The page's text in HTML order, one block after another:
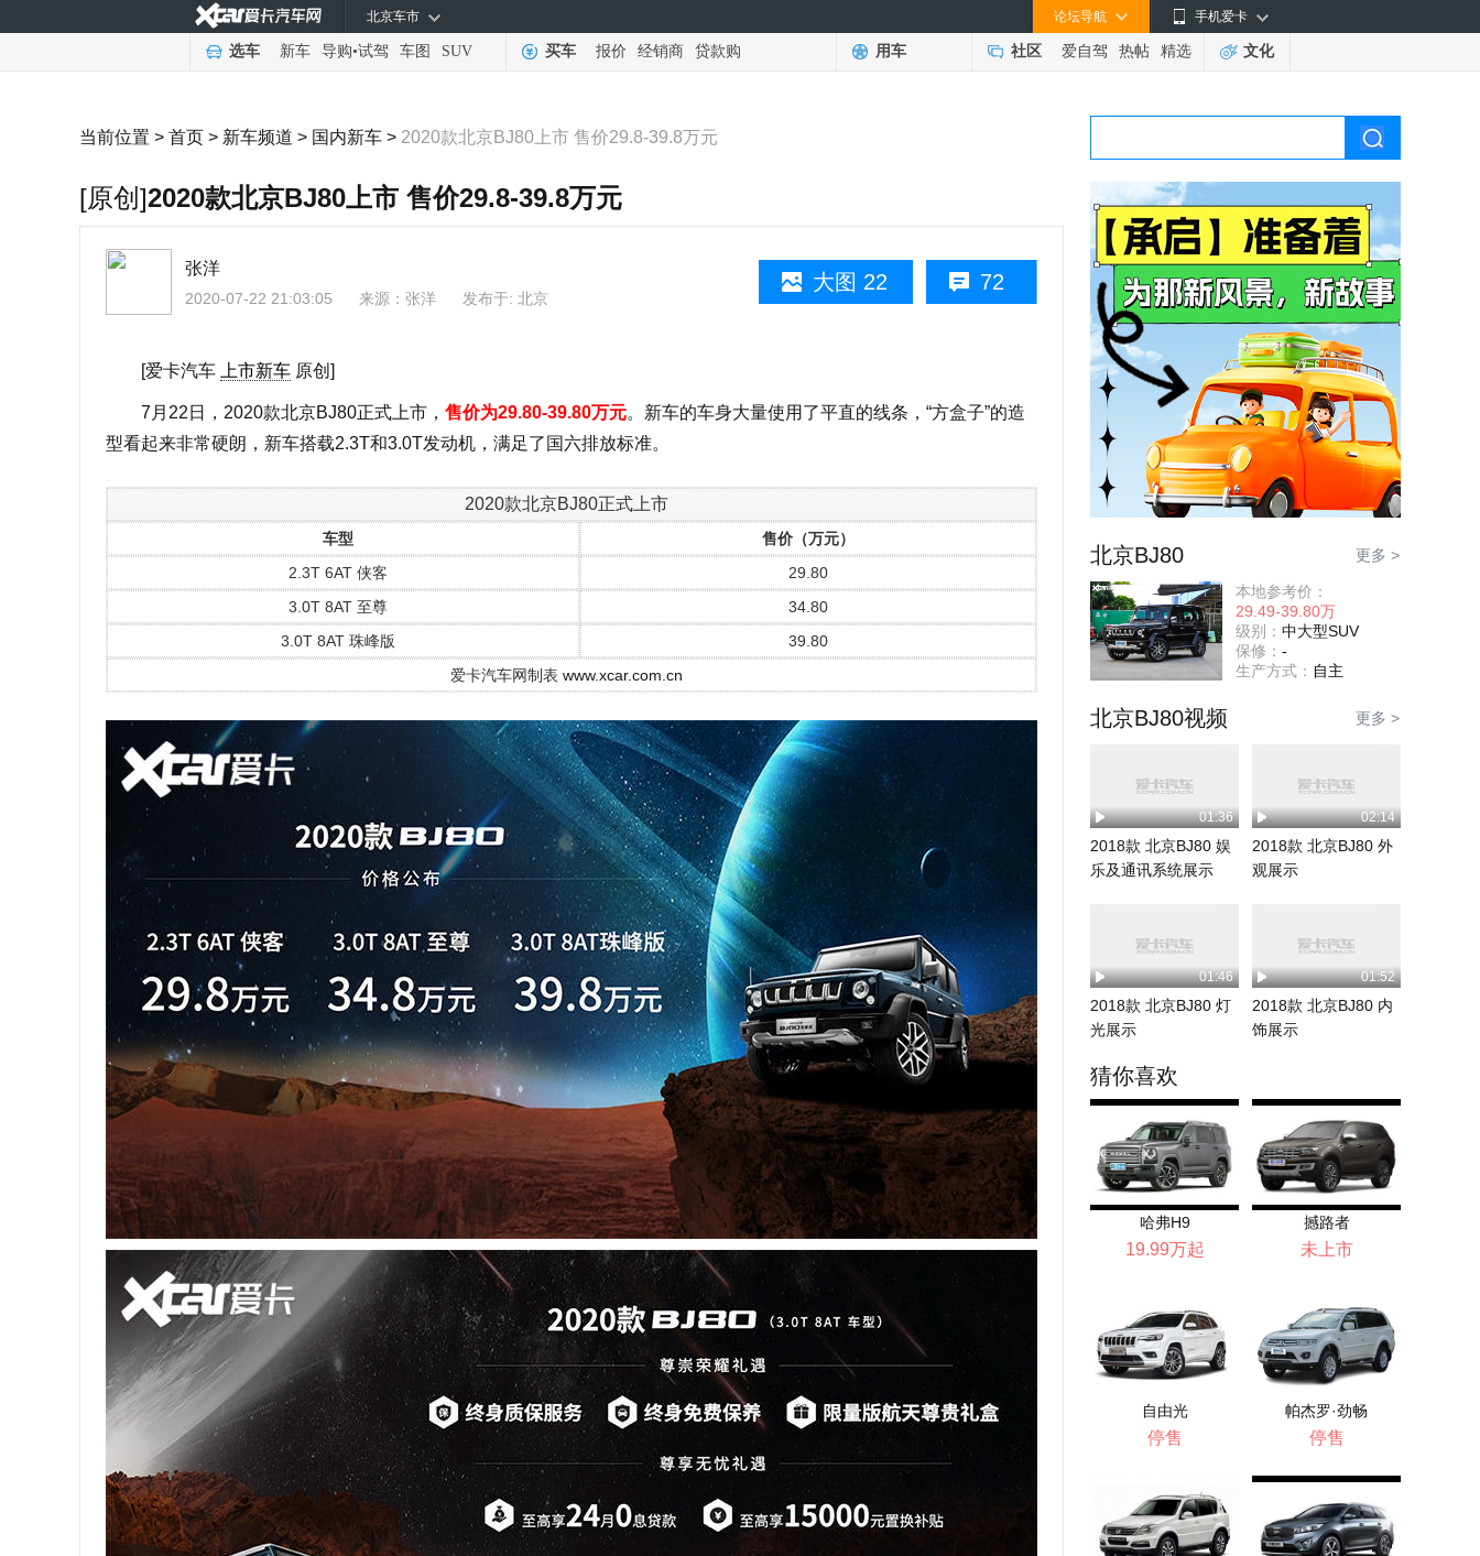
手机爱卡
论坛导航
北京车市
选车 新车 导购•试驾 车图 SUV 买车 报价 经销商 贷款购 用车 社区 爱自驾 热帖 精选 文化
当前位置 > 首页 > 新车频道 > 国内新车 > 2020款北京BJ80上市 售价29.8-39.8万元
[原创]2020款北京BJ80上市 售价29.8-39.8万元
72
大图 22
张洋
2020-07-22 21:03:05 来源： 张洋 发布于: 北京
[爱卡汽车 上市新车 原创]
7月22日，2020款北京BJ80正式上市， 售价为29.80-39.80万元。新车的车身大量使用了平直的线条，“方盒子”的造
型看起来非常硬朗，新车搭载2.3T和3.0T发动机，满足了国六排放标准。
2020款北京BJ80正式上市
车型
售价（万元）
2.3T 6AT 侠客
29.80
3.0T 8AT 至尊
34.80
3.0T 8AT 珠峰版
39.80
爱卡汽车网制表 www.xcar.com.cn
北京BJ80 更多 >
本地参考价：
29.49-39.80万
级别： 中大型SUV
保修： -
生产方式： 自主
北京BJ80视频 更多 >
01:36
2018款 北京BJ80 娱
乐及通讯系统展示
02:14
2018款 北京BJ80 外
观展示
01:46
2018款 北京BJ80 灯
光展示
01:52
2018款 北京BJ80 内
饰展示
猜你喜欢
哈弗H9
19.99万起
撼路者
未上市
自由光
停售
帕杰罗·劲畅
停售